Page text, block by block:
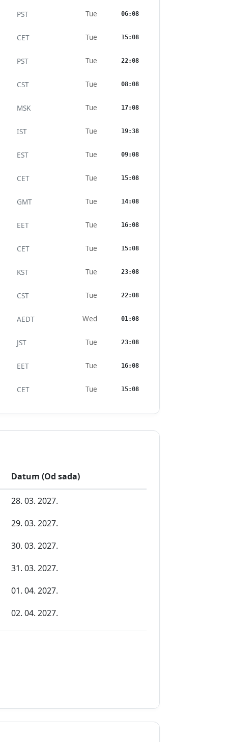
PST Tue 06:08
CET Tue 15:08
PST Tue 22:08
CST Tue 08:08
MSK Tue 17:08
IST Tue 19:38
EST Tue 09:08
CET Tue 15:08
GMT Tue 14:08
EET Tue 16:08
CET Tue 15:08
KST Tue 23:08
CST Tue 22:08
AEDT Wed 01:08
JST Tue 23:08
EET Tue 16:08
CET Tue 15:08
Datum (Od sada)
28. 03. 2027.
29. 03. 2027.
30. 03. 2027.
31. 03. 2027.
01. 04. 2027.
02. 04. 2027.
07. 04. 2027.